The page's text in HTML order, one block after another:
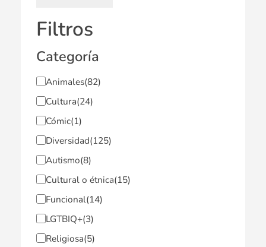
Filtros
Categoría
Animales(82)
Cultura(24)
Cómic(1)
Diversidad(125)
Autismo(8)
Cultural o étnica(15)
Funcional(14)
LGTBIQ+(3)
Religiosa(5)